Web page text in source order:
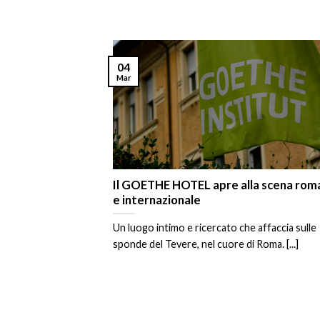
Il GOETHE HOTEL apre alla scena
e internazionale
Un luogo intimo e ricercato che affaccia sulle
sponde del Tevere, nel cuore di Roma. [...]
04
Mar